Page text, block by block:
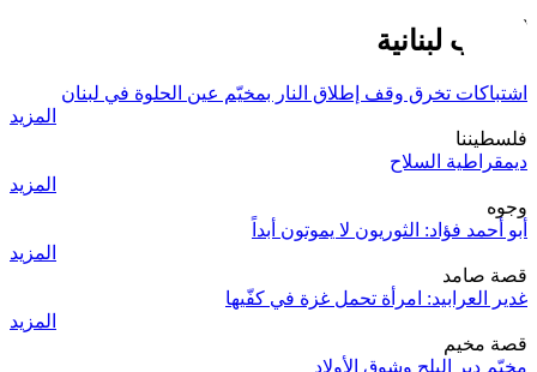
أحزاب لبنانية
اشتباكات تخرق وقف إطلاق النار بمخيّم عين الحلوة في لبنان
المزيد
فلسطيننا
ديمقراطية السلاح
المزيد
وجوه
أبو أحمد فؤاد: الثوريون لا يموتون أبداً
المزيد
قصة صامد
غدير العرابيد: امرأة تحمل غزة في كفّيها
المزيد
قصة مخيم
مخيّم دير البلح وشوق الأولاد